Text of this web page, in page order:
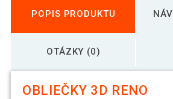
POPIS PRODUKTU
OTÁZKY (0)
OBLIEČKY 3D RENO